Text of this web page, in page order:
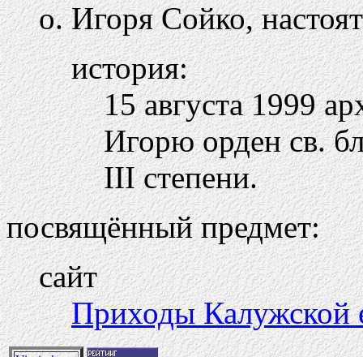
о. Игоря Сойко,
история:
15 августа 1999
Игорю орден св.
III степени.
посвящённый предмет:
сайт
Приходы Калужской